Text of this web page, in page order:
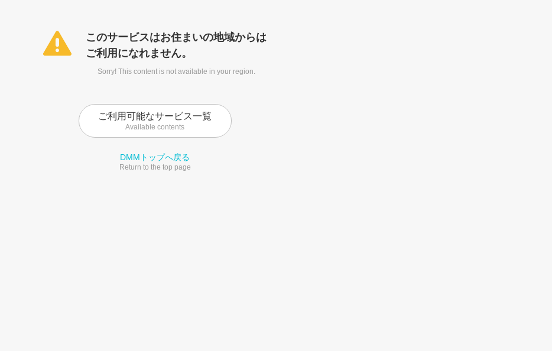
このサービスはお住まいの地域からは
ご利用になれません。
Sorry! This content is not available in your region.
ご利用可能なサービス一覧
Available contents
DMMトップへ戻る
Return to the top page